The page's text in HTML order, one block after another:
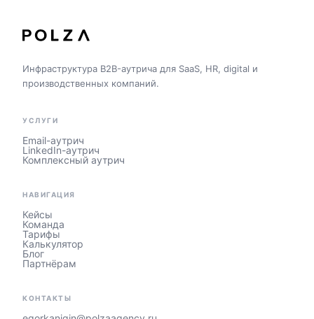
Инфраструктура B2B-аутрича для SaaS, HR, digital и
производственных компаний.
УСЛУГИ
Email-аутрич
LinkedIn-аутрич
Комплексный аутрич
НАВИГАЦИЯ
Кейсы
Команда
Тарифы
Калькулятор
Блог
Партнёрам
КОНТАКТЫ